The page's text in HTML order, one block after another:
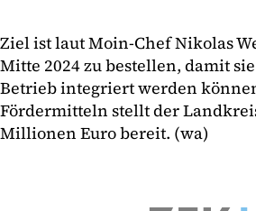
Ziel ist laut Moin-Chef Nikolas
Mitte 2024 zu bestellen, damit
Betrieb integriert werden
Fördermitteln stellt der
Millionen Euro bereit. (wa)